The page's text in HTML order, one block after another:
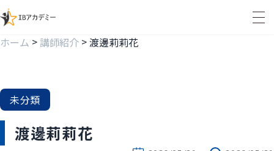
ホーム > 講師紹介 >渡邊莉莉花
未分類
渡邊莉莉花